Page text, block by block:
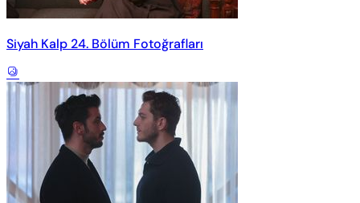
Siyah Kalp 24. Bölüm Fotoğrafları